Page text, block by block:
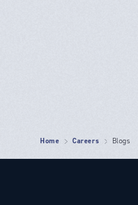
Home Careers Blogs